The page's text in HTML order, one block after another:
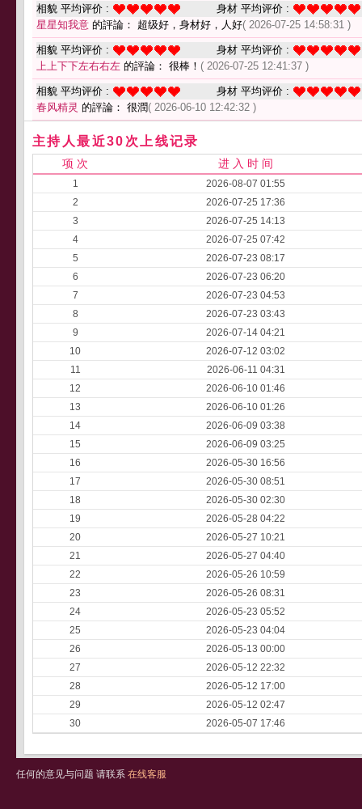
相貌 平均评价 :
身材 平均评价 :
星星知我意 的評論： 超级好，身材好，人好( 2026-07-25 14:58:31 )
相貌 平均评价 :
身材 平均评价 :
上上下下左右右左 的評論： 很棒！ ( 2026-07-25 12:41:37 )
相貌 平均评价 :
身材 平均评价 :
春风精灵 的評論： 很潤( 2026-06-10 12:42:32 )
主持人最近30次上线记录
项 次 进 入 时 间
1
2026-08-07 01:55
2
2026-07-25 17:36
3
2026-07-25 14:13
4
2026-07-25 07:42
5
2026-07-23 08:17
6
2026-07-23 06:20
7
2026-07-23 04:53
8
2026-07-23 03:43
9
2026-07-14 04:21
10
2026-07-12 03:02
11
2026-06-11 04:31
12
2026-06-10 01:46
13
2026-06-10 01:26
14
2026-06-09 03:38
15
2026-06-09 03:25
16
2026-05-30 16:56
17
2026-05-30 08:51
18
2026-05-30 02:30
19
2026-05-28 04:22
20
2026-05-27 10:21
21
2026-05-27 04:40
22
2026-05-26 10:59
23
2026-05-26 08:31
24
2026-05-23 05:52
25
2026-05-23 04:04
26
2026-05-13 00:00
27
2026-05-12 22:32
28
2026-05-12 17:00
29
2026-05-12 02:47
30
2026-05-07 17:46
任何的意见与问题 请联系 在线客服